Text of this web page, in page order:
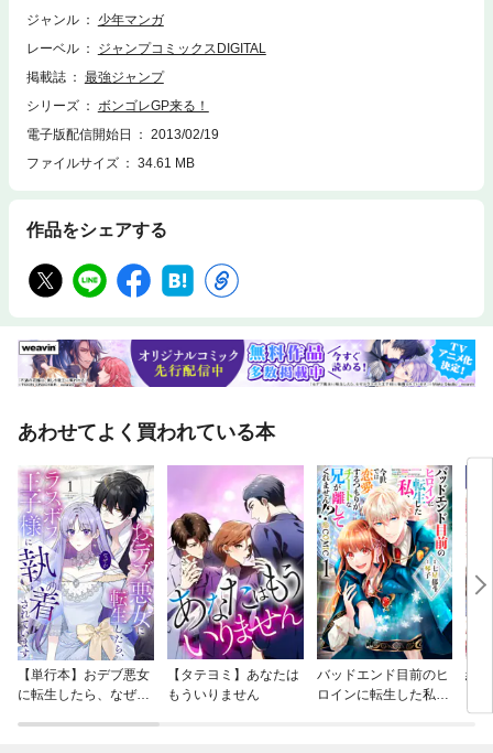
ジャンル
少年マンガ
レーベル
ジャンプコミックスDIGITAL
掲載誌
最強ジャンプ
シリーズ
ボンゴレGP来る！
電子版配信開始日
2013/02/19
ファイルサイズ
34.61 MB
作品をシェアする
あわせてよく買われている本
【単行本】おデブ悪女
に転生したら、なぜか
【タテヨミ】あなたは
もういりません
バッドエンド目前のヒ
ロインに転生した私、
結